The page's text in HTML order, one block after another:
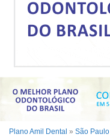
Plano Amil Dental » São Paulo